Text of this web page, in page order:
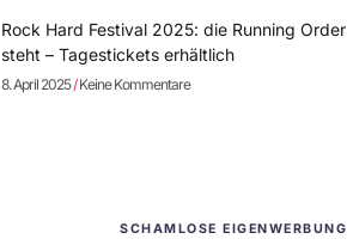
Rock Hard Festival 2025: die Running Order
steht – Tagestickets erhältlich
8. April 2025 Keine Kommentare
SCHAMLOSE EIGENWERBUNG